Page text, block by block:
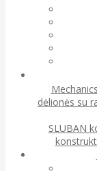
dėlionės su
SLUBAN